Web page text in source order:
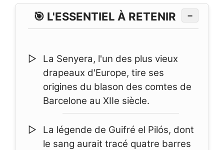
🎯 L'ESSENTIEL À RETENIR −
La Senyera, l'un des plus vieux
drapeaux d'Europe, tire ses
origines du blason des comtes de
Barcelone au XIIe siècle.
La légende de Guifré el Pilós, dont
le sang aurait tracé quatre barres